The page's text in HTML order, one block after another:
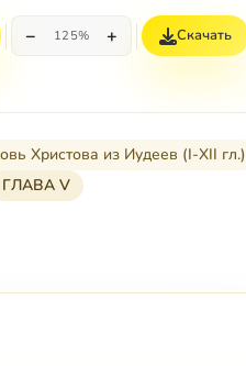
− 125% + Скачать
Христова из Иудеев (I-XII гл.)
ГЛАВА V